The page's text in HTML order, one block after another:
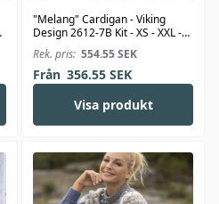
"Melang" Cardigan - Viking
Design 2612-7B Kit - XS - XXL -
Viking Bambino
Rek. pris: 554.55SEK
Från 356.55SEK
Visa produkt